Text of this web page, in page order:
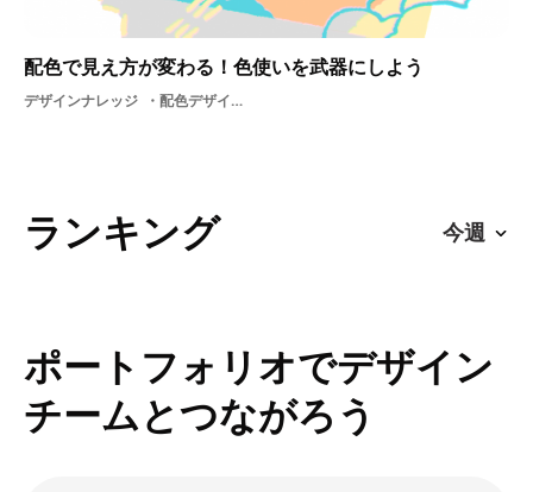
配色で見え方が変わる！色使いを武器にしよう
デザインナレッジ 配色デザイン色グラフィックセンス
ランキング
ポートフォリオでデザイン
チームとつながろう